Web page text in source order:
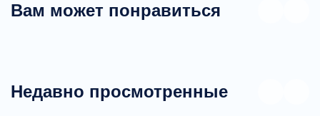
Вам может понравиться
Недавно просмотренные